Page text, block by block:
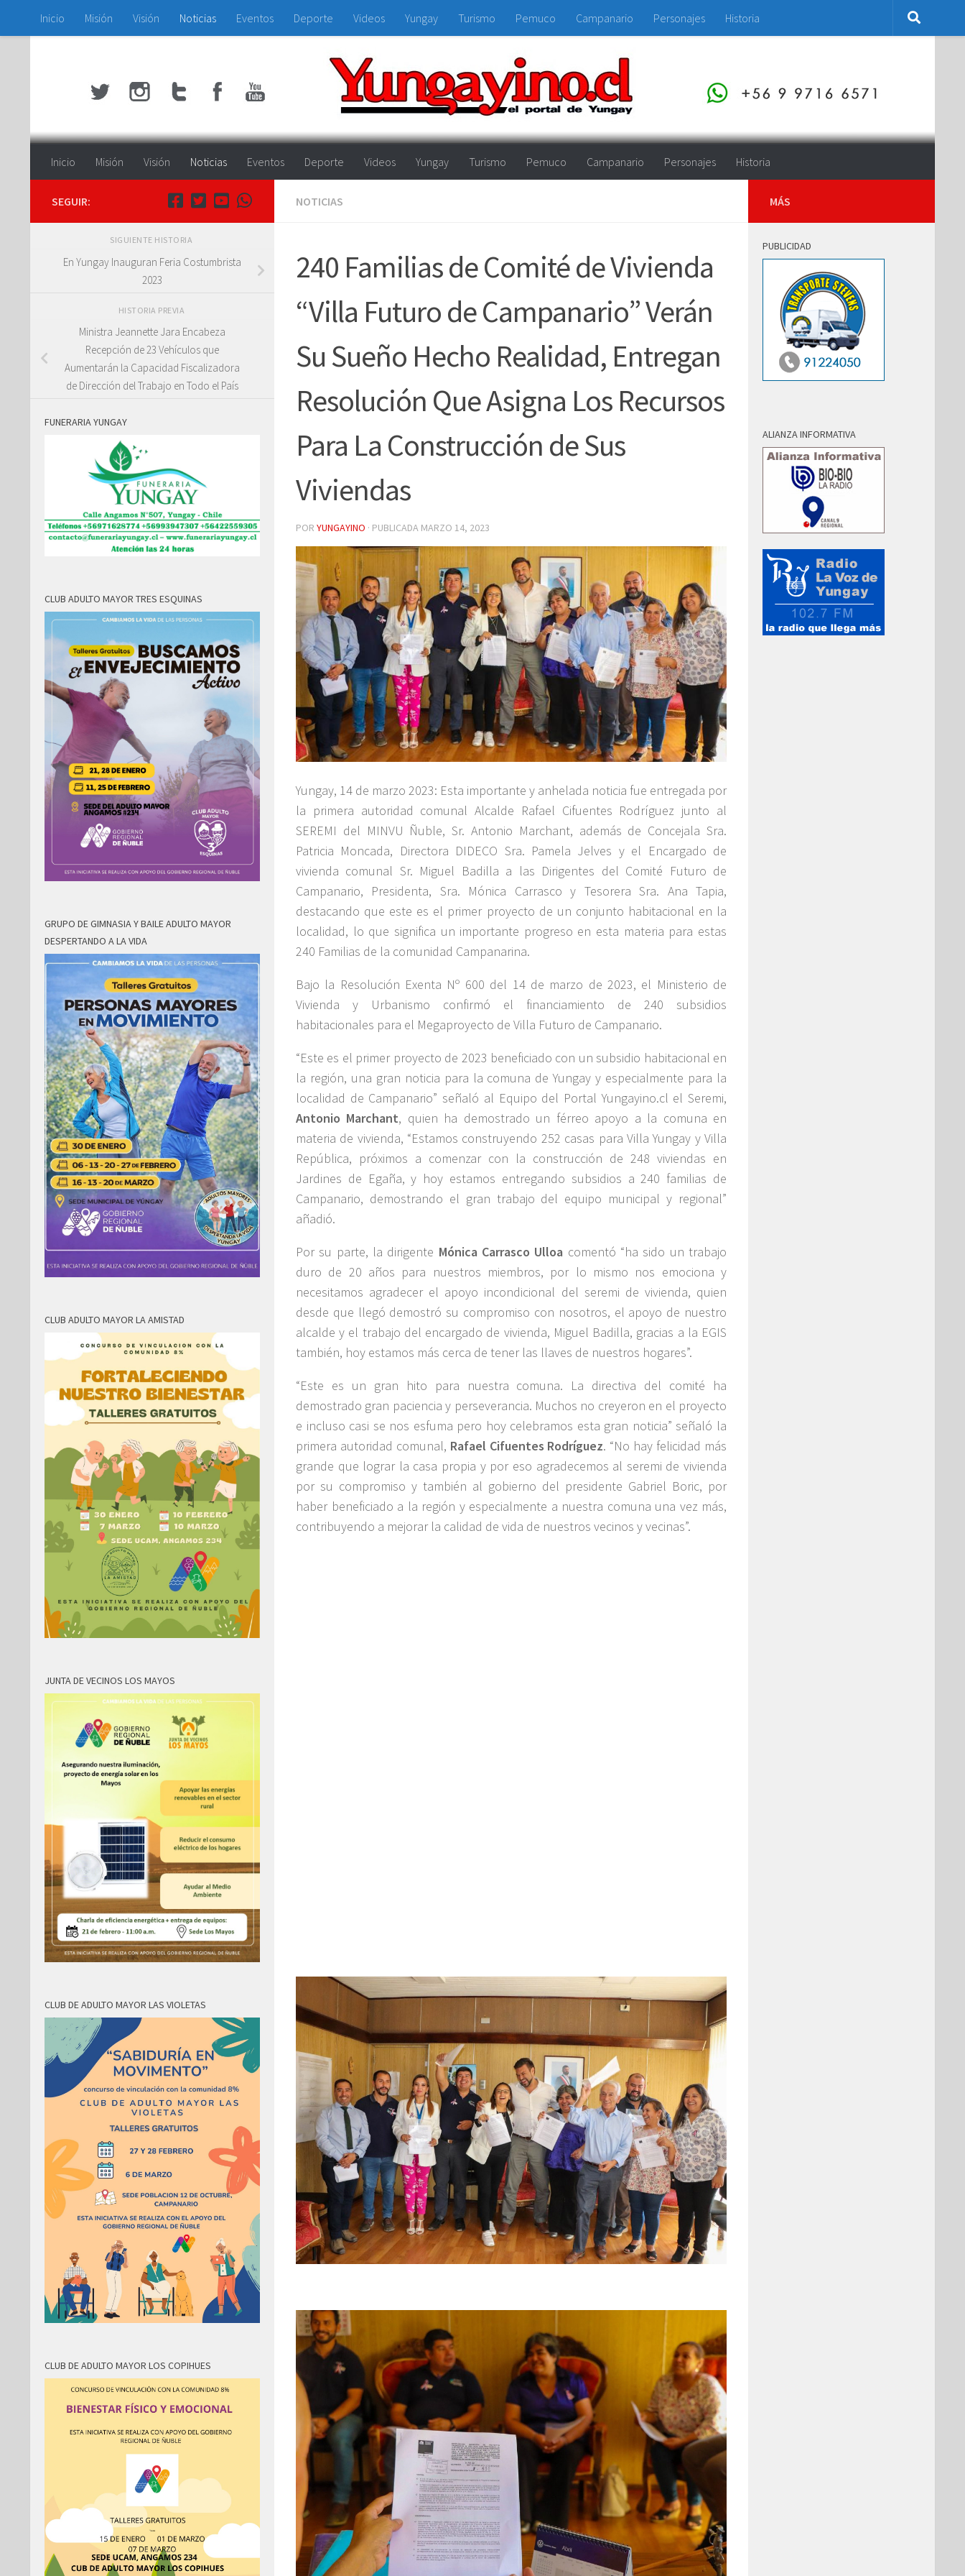
Saltar al contenido
Inicio Misión Visión Noticias Eventos Deporte Videos Yungay Turismo Pemuco Campanario Personajes Historia
Inicio Misión Visión Noticias Eventos Deporte Videos Yungay Turismo Pemuco Campanario Personajes Historia
NOTICIAS
240 Familias de Comité de Vivienda
“Villa Futuro de Campanario” Verán
Su Sueño Hecho Realidad, Entregan
Resolución Que Asigna Los Recursos
Para La Construcción de Sus
Viviendas
POR YUNGAYINO · PUBLICADA MARZO 14, 2023
Yungay, 14 de marzo 2023: Esta importante y anhelada noticia fue entregada por
la primera autoridad comunal Alcalde Rafael Cifuentes Rodríguez junto al
SEREMI del MINVU Ñuble, Sr. Antonio Marchant, además de Concejala Sra.
Patricia Moncada, Directora DIDECO Sra. Pamela Jelves y el Encargado de
vivienda comunal Sr. Miguel Badilla a las Dirigentes del Comité Futuro de
Campanario, Presidenta, Sra. Mónica Carrasco y Tesorera Sra. Ana Tapia,
destacando que este es el primer proyecto de un conjunto habitacional en la
localidad, lo que significa un importante progreso en esta materia para estas
240 Familias de la comunidad Campanarina.
Bajo la Resolución Exenta Nº 600 del 14 de marzo de 2023, el Ministerio de
Vivienda y Urbanismo confirmó el financiamiento de 240 subsidios
habitacionales para el Megaproyecto de Villa Futuro de Campanario.
“Este es el primer proyecto de 2023 beneficiado con un subsidio habitacional en
la región, una gran noticia para la comuna de Yungay y especialmente para la
localidad de Campanario” señaló al Equipo del Portal Yungayino.cl el Seremi,
Antonio Marchant, quien ha demostrado un férreo apoyo a la comuna en
materia de vivienda, “Estamos construyendo 252 casas para Villa Yungay y Villa
República, próximos a comenzar con la construcción de 248 viviendas en
Jardines de Egaña, y hoy estamos entregando subsidios a 240 familias de
Campanario, demostrando el gran trabajo del equipo municipal y regional”
añadió.
Por su parte, la dirigente Mónica Carrasco Ulloa comentó “ha sido un trabajo
duro de 20 años para nuestros miembros, por lo mismo nos emociona y
necesitamos agradecer el apoyo incondicional del seremi de vivienda, quien
desde que llegó demostró su compromiso con nosotros, el apoyo de nuestro
alcalde y el trabajo del encargado de vivienda, Miguel Badilla, gracias a la EGIS
también, hoy estamos más cerca de tener las llaves de nuestros hogares”.
“Este es un gran hito para nuestra comuna. La directiva del comité ha
demostrado gran paciencia y perseverancia. Muchos no creyeron en el proyecto
e incluso casi se nos esfuma pero hoy celebramos esta gran noticia” señaló la
primera autoridad comunal, Rafael Cifuentes Rodríguez. “No hay felicidad más
grande que lograr la casa propia y por eso agradecemos al seremi de vivienda
por su compromiso y también al gobierno del presidente Gabriel Boric, por
haber beneficiado a la región y especialmente a nuestra comuna una vez más,
contribuyendo a mejorar la calidad de vida de nuestros vecinos y vecinas”.
SEGUIR:
SIGUIENTE HISTORIA
En Yungay Inauguran Feria Costumbrista
2023
HISTORIA PREVIA
Ministra Jeannette Jara Encabeza
Recepción de 23 Vehículos que
Aumentarán la Capacidad Fiscalizadora
de Dirección del Trabajo en Todo el País
FUNERARIA YUNGAY
CLUB ADULTO MAYOR TRES ESQUINAS
GRUPO DE GIMNASIA Y BAILE ADULTO MAYOR
DESPERTANDO A LA VIDA
CLUB ADULTO MAYOR LA AMISTAD
JUNTA DE VECINOS LOS MAYOS
CLUB DE ADULTO MAYOR LAS VIOLETAS
CLUB DE ADULTO MAYOR LOS COPIHUES
MÁS
PUBLICIDAD
ALIANZA INFORMATIVA